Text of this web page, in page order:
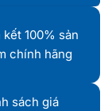
kết 100% sản
chính hãng
sách giá